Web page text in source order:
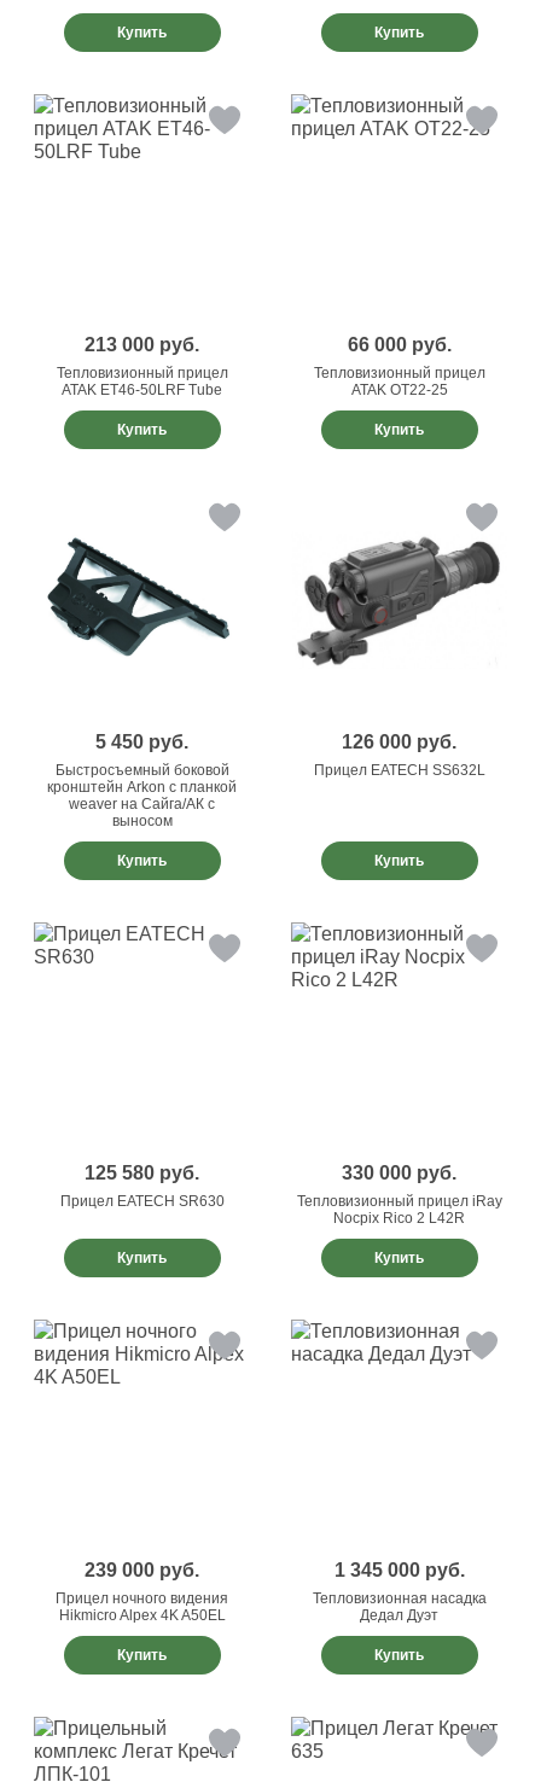
Купить Купить
213 000 руб.
Тепловизионный прицел
ATAK ET46-50LRF Tube
Купить
66 000 руб.
Тепловизионный прицел
ATAK OT22-25
Купить
5 450 руб.
Быстросъемный боковой
кронштейн Arkon с планкой
weaver на Сайга/АК с
выносом
Купить
126 000 руб.
Прицел EATECH SS632L
Купить
125 580 руб.
Прицел EATECH SR630
Купить
330 000 руб.
Тепловизионный прицел iRay
Nocpix Rico 2 L42R
Купить
239 000 руб.
Прицел ночного видения
Hikmicro Alpex 4K A50EL
Купить
1 345 000 руб.
Тепловизионная насадка
Дедал Дуэт
Купить